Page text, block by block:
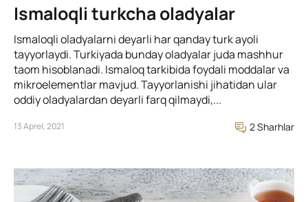
Ismaloqli turkcha oladyalar
Ismaloqli oladyalarni deyarli har qanday turk ayoli
tayyorlaydi. Turkiyada bunday oladyalar juda mashhur
taom hisoblanadi. Ismaloq tarkibida foydali moddalar va
mikroelementlar mavjud. Tayyorlanishi jihatidan ular
oddiy oladyalardan deyarli farq qilmaydi,...
13 Aprel, 2021 2 Sharhlar